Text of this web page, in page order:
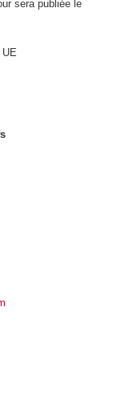
sera publiée le